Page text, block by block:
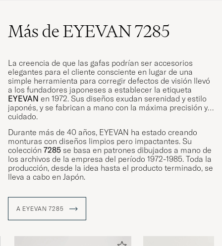
Más de EYEVAN 7285
La creencia de que las gafas podrían ser accesorios
elegantes para el cliente consciente en lugar de una
simple herramienta para corregir defectos de visión llevó
a los fundadores japoneses a establecer la etiqueta
EYEVAN en 1972. Sus diseños exudan serenidad y estilo
japonés, y se fabrican a mano con la máxima precisión y
cuidado.
Durante más de 40 años, EYEVAN ha estado creando
monturas con diseños limpios pero impactantes. Su
colección 7285 se basa en patrones dibujados a mano de
los archivos de la empresa del período 1972-1985. Toda la
producción, desde la idea hasta el producto terminado, se
lleva a cabo en Japón.
A EYEVAN 7285